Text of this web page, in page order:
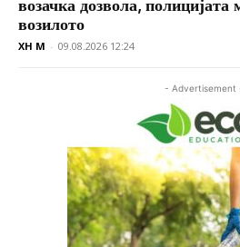
возачка дозвола, полицијата
возилото
XH M - 09.08.2026 12:24
- Advertisement